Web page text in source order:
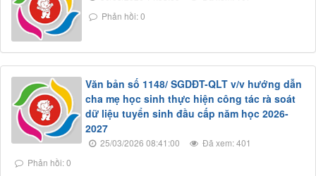
Phản hồi: 0
Văn bản số 1148/ SGDĐT-QLT v/v hướng dẫn
cha mẹ học sinh thực hiện công tác rà soát
dữ liệu tuyển sinh đầu cấp năm học 2026-
2027
25/03/2026 08:41:00
Đã xem: 401
Phản hồi: 0